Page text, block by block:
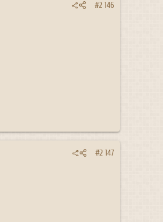
#2 146
#2 147